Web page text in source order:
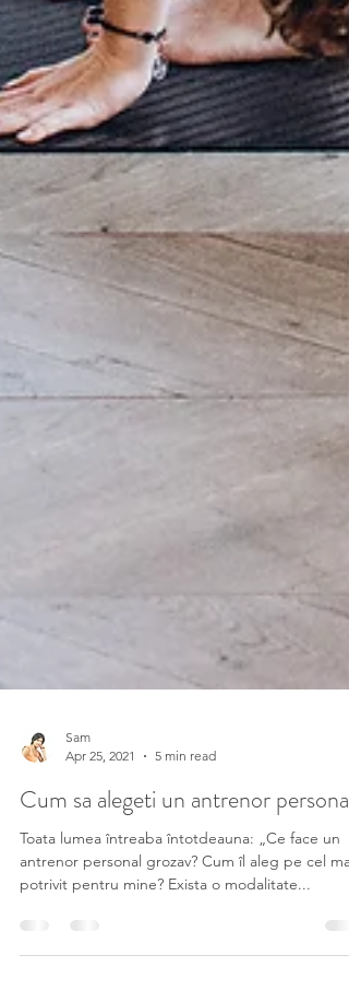
Apr 25, 2021
5 min read
Cum sa alegeti un antrenor personal?
Toata lumea întreaba întotdeauna: „Ce face un
potrivit pentru mine? Exista o modalitate...